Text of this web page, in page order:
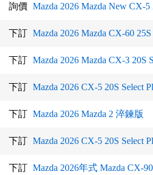
詢價 Mazda 2026 Mazda New CX-5
下訂 Mazda 2026 Mazda CX-60
下訂 Mazda 2026 Mazda CX-3 20S
下訂 Mazda 2026 CX-5 20S Select
下訂 Mazda 2026 Mazda 2 淬鍊版
下訂 Mazda 2026 CX-5 20S Select
下訂 Mazda 2026年式 Mazda CX-